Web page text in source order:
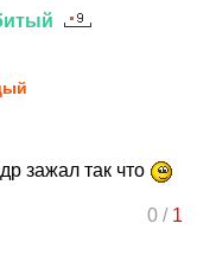
зажал так что
0/ 1